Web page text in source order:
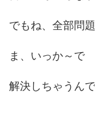
でもね、全部問
ま、いっか～で
解決しちゃうんで